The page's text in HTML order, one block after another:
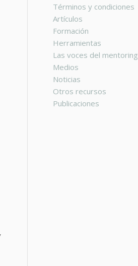
Términos y condiciones
Artículos
Formación
Herramientas
Las voces del mentoring
Medios
Noticias
Otros recursos
Publicaciones